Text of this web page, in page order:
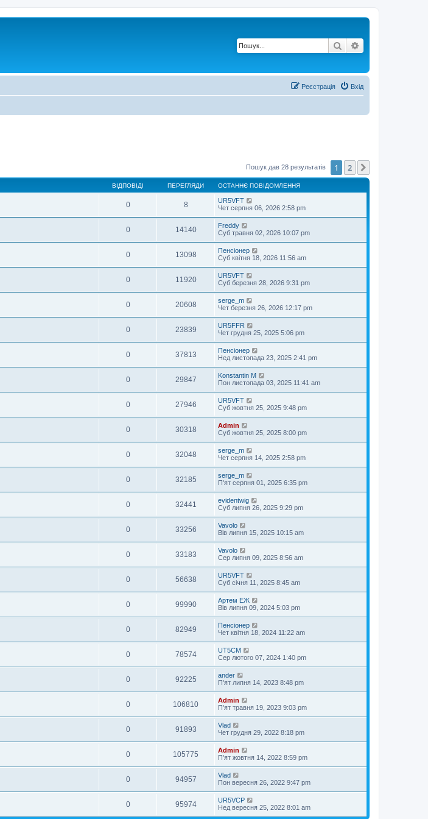
Пошук
Вхід
Реєстрація
Пошук дав 28 результатів 1 2
ВІДПОВІДІ ПЕРЕГЛЯДИ ОСТАННЄ ПОВІДОМЛЕННЯ
0 8
UR5VFT
Чет серпня 06, 2026 2:58 pm
0 14140
Freddy
Суб травня 02, 2026 10:07 pm
0 13098
Пенсіонер
Суб квітня 18, 2026 11:56 am
0 11920
UR5VFT
Суб березня 28, 2026 9:31 pm
0 20608
serge_m
Чет березня 26, 2026 12:17 pm
0 23839
UR5FFR
Чет грудня 25, 2025 5:06 pm
0 37813
Пенсіонер
Нед листопада 23, 2025 2:41 pm
0 29847
Konstantin M
Пон листопада 03, 2025 11:41 am
0 27946
UR5VFT
Суб жовтня 25, 2025 9:48 pm
0 30318
Admin
Суб жовтня 25, 2025 8:00 pm
0 32048
serge_m
Чет серпня 14, 2025 2:58 pm
0 32185
serge_m
П'ят серпня 01, 2025 6:35 pm
0 32441
evidentwig
Суб липня 26, 2025 9:29 pm
0 33256
Vavolo
Вів липня 15, 2025 10:15 am
0 33183
Vavolo
Сер липня 09, 2025 8:56 am
0 56638
UR5VFT
Суб січня 11, 2025 8:45 am
0 99990
Артем ЕЖ
Вів липня 09, 2024 5:03 pm
0 82949
Пенсіонер
Чет квітня 18, 2024 11:22 am
0 78574
UT5CM
Сер лютого 07, 2024 1:40 pm
0 92225
ander
П'ят липня 14, 2023 8:48 pm
0 106810
Admin
П'ят травня 19, 2023 9:03 pm
0 91893
Vlad
Чет грудня 29, 2022 8:18 pm
0 105775
Admin
П'ят жовтня 14, 2022 8:59 pm
0 94957
Vlad
Пон вересня 26, 2022 9:47 pm
0 95974
UR5VCP
Нед вересня 25, 2022 8:01 am